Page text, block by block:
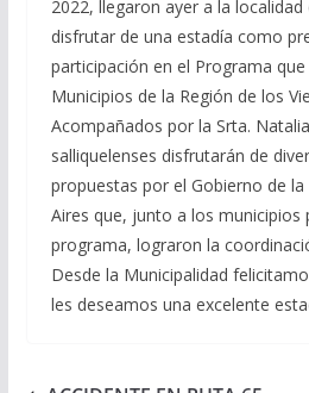
2022, llegaron ayer a la
disfrutar de una estadía como
participación en el Programa
Municipios de la Región de los
Acompañados por la Srta.
salliquelenses disfrutarán de
propuestas por el Gobierno de
Aires que, junto a los municipios
programa, lograron la
Desde la Municipalidad
les deseamos una excelente